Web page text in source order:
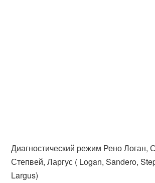
Диагностический режим Рено Логан,
Степвей, Ларгус ( Logan, Sandero,
Largus)